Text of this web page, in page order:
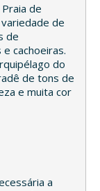
de
de
de
cachoeiras.
do
de tons de
e muita cor
a